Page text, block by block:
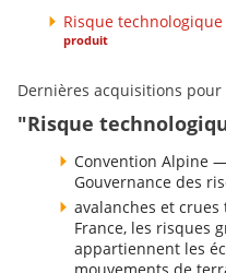
Risque technologique
produit
Dernières acquisitions pour
"Risque
Convention Alpine
Gouvernance des
avalanches et
France, les risques
appartiennent les